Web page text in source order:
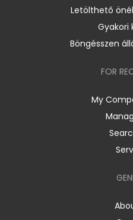
Letölthető
Gyakori
Böngésszen
FOR
My